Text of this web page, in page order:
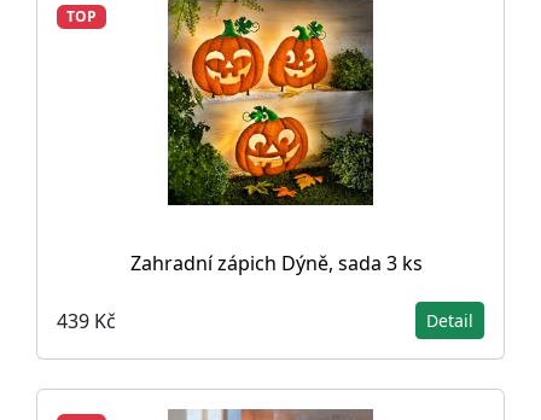
TOP
Zahradní zápich Dýně, sada 3 ks
439 Kč Detail